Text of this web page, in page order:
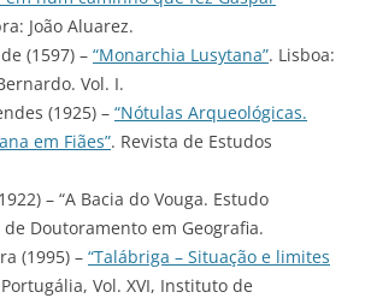
João Aluarez.
(1597) – “Monarchia Lusytana”. Lisboa:
Vol. I.
(1925) – “Nótulas Arqueológicas.
em Fiães”. Revista de Estudos
– “A Bacia do Vouga. Estudo
de Doutoramento em Geografia.
(1995) – “Talábriga – Situação e limites
Vol. XVI, Instituto de